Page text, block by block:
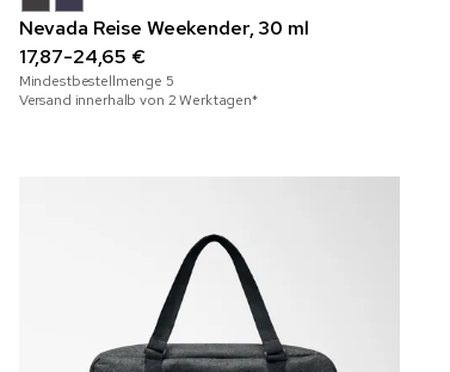
Nevada Reise Weekender, 30 ml
17,87-24,65 €
Mindestbestellmenge 5
Versand innerhalb von 2 Werktagen*